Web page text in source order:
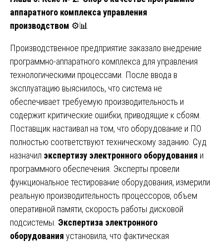
аппаратного комплекса управления
производством ⚙️📊
Производственное предприятие заказало внедрение
программно-аппаратного комплекса для управления
технологическими процессами. После ввода в
эксплуатацию выяснилось, что система не
обеспечивает требуемую производительность и
содержит критические ошибки, приводящие к сбоям.
Поставщик настаивал на том, что оборудование и ПО
полностью соответствуют техническому заданию. Суд
назначил экспертизу электронного оборудования и
программного обеспечения. Эксперты провели
функциональное тестирование оборудования, измерили
реальную производительность процессоров, объем
оперативной памяти, скорость работы дисковой
подсистемы. Экспертиза электронного
оборудования установила, что фактическая